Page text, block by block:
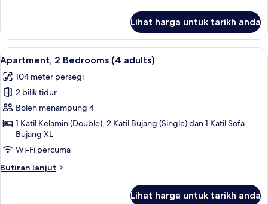
children)
2
Bedrooms
(3
adults
+
3
children)
Lihat harga untuk tarikh anda
Lihat
semua
foto
untuk
Apartment,
2
Bedrooms
(4
adults)
2 bilik tidur, peti besi dalam bilik,
11
Apartment, 2 Bedrooms (4 adults)
104 meter persegi
2 bilik tidur
Boleh menampung 4
1 Katil Kelamin (Double), 2 Katil Bujang (Single) dan 1 Katil Sofa
Bujang XL
Wi-Fi percuma
Butiran lanjut
Butiran
Lihat harga untuk tarikh anda